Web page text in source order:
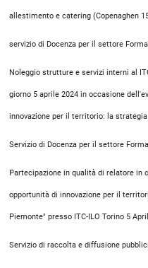
allestimento e catering (Copenaghen
servizio di Docenza per il settore
Noleggio strutture e servizi interni al
giorno 5 aprile 2024 in occasione
innovazione per il territorio: la
Servizio di Docenza per il settore
Partecipazione in qualità di relatore in
opportunità di innovazione per il
Piemonte" presso ITC-ILO Torino 5
Servizio di raccolta e diffusione